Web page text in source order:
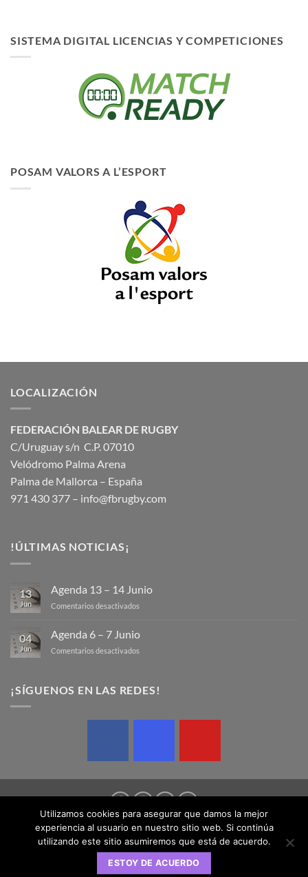
SISTEMA DIGITAL LICENCIAS Y COMPETICIONES
POSAM VALORS A L’ESPORT
LOCALIZACIÓN
FEDERACIÓN BALEAR DE RUGBY
C/Uruguay s/n C.P. 07010
Velódromo Palma Arena
Palma de Mallorca – España
971 430 377 – info@fbrugby.com
!ÚLTIMAS NOTICIAS¡
13
Jun
Agenda 13 – 14 Junio
Comentarios desactivados
–
04
Jun
Agenda 6 – 7 Junio
Comentarios desactivados
7
¡SÍGUENOS EN LAS REDES!
AVISO LEGAL POLÍTICA DE COOKIES POLÍTICA DE PRIVACIDAD
Copyright 2026 © Federación Balear de Rugby | Design by
SednaMedia
Utilizamos cookies para asegurar que damos la mejor
experiencia al usuario en nuestro sitio web. Si continúa
utilizando este sitio asumiremos que está de acuerdo.
ESTOY DE ACUERDO